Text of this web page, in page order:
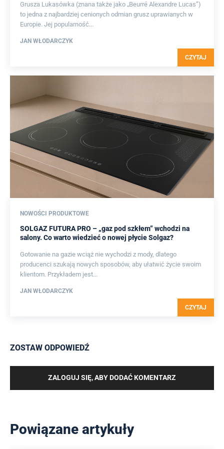
Grusza Lukasówka (znana także jako „Beurré Alexandre Lucas”)
to jedna z najbardziej cenionych odmian grusz uprawianych w
Europie. Jej popularność...
JAN WŁODARCZYK
CZYTAJ
NOWOŚCI PRODUKTOWE
SOLGAZ FUTURA PRO – „gaz pod szkłem” wchodzi na
salony. Co warto wiedzieć o nowej płycie Solgaz?
Gotowanie na gazie wciąż nie wychodzi z mody, dlatego
producenci szukają nowych sposobów, aby ułatwić życie swoim
klientom. Przykładem jest...
JAN WŁODARCZYK
CZYTAJ
ZOSTAW ODPOWIEDŹ
ZALOGUJ SIĘ, ABY DODAĆ KOMENTARZ
Powiązane artykuły